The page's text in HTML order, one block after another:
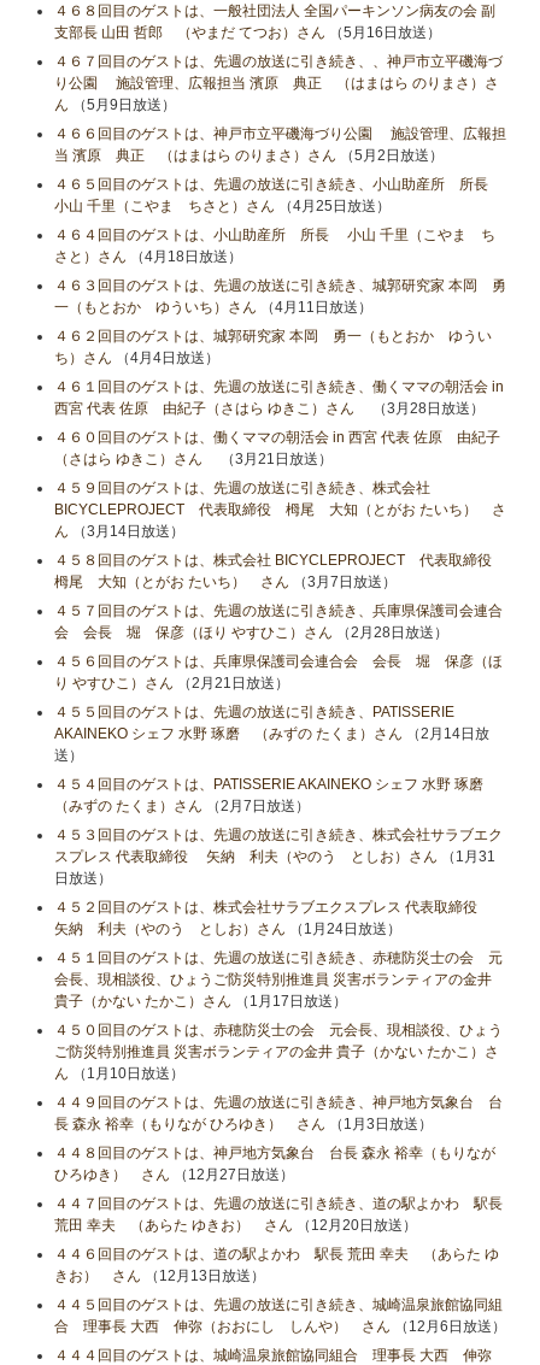
４６８回目のゲストは、一般社団法人 全国パーキンソン病友の会 副
支部長 山田 哲郎 （やまだ てつお）さん （5月16日放送）
４６７回目のゲストは、先週の放送に引き続き、、神戸市立平磯海づ
り公園 施設管理、広報担当 濱原 典正 （はまはら のりまさ）さ
ん （5月9日放送）
４６６回目のゲストは、神戸市立平磯海づり公園 施設管理、広報担
当 濱原 典正 （はまはら のりまさ）さん （5月2日放送）
４６５回目のゲストは、先週の放送に引き続き、小山助産所 所長
小山​ 千里（こやま ちさと）さん （4月25日放送）
４６４回目のゲストは、小山助産所 所長 小山​ 千里（こやま ち
さと）さん （4月18日放送）
４６３回目のゲストは、先週の放送に引き続き、城郭研究家 本岡 勇
一（もとおか ゆういち）さん （4月11日放送）
４６２回目のゲストは、城郭研究家 本岡 勇一（もとおか ゆうい
ち）さん （4月4日放送）
４６１回目のゲストは、先週の放送に引き続き、働くママの朝活会 in
西宮 代表 佐原 由紀子（さはら ゆきこ）さん
（3月28日放送）
４６０回目のゲストは、働くママの朝活会 in 西宮 代表 佐原 由紀子
（さはら ゆきこ）さん
（3月21日放送）
４５９回目のゲストは、先週の放送に引き続き、株式会社
BICYCLEPROJECT 代表取締役 栂尾 大知（とがお たいち） さ
ん （3月14日放送）
４５８回目のゲストは、株式会社 BICYCLEPROJECT 代表取締役
栂尾 大知（とがお たいち） さん （3月7日放送）
４５７回目のゲストは、先週の放送に引き続き、兵庫県保護司会連合
会 会長 堀 保彦（ほり やすひこ）さん （2月28日放送）
４５６回目のゲストは、兵庫県保護司会連合会 会長 堀 保彦（ほ
り やすひこ）さん （2月21日放送）
４５５回目のゲストは、先週の放送に引き続き、PATISSERIE
AKAINEKO シェフ 水野 琢磨 （みずの たくま）さん （2月14日放
送）
４５４回目のゲストは、PATISSERIE AKAINEKO シェフ 水野 琢磨
（みずの たくま）さん （2月7日放送）
４５３回目のゲストは、先週の放送に引き続き、株式会社サラブエク
スプレス 代表取締役 矢納 利夫（やのう としお）さん （1月31
日放送）
４５２回目のゲストは、株式会社サラブエクスプレス 代表取締役
矢納 利夫（やのう としお）さん （1月24日放送）
４５１回目のゲストは、先週の放送に引き続き、赤穂防災士の会 元
会長、現相談役、ひょうご防災特別推進員 災害ボランティアの金井
貴子（かない たかこ）さん （1月17日放送）
４５０回目のゲストは、赤穂防災士の会 元会長、現相談役、ひょう
ご防災特別推進員 災害ボランティアの金井 貴子（かない たかこ）さ
ん （1月10日放送）
４４９回目のゲストは、先週の放送に引き続き、神戸地方気象台 台
長 森永 裕幸（もりなが ひろゆき） さん （1月3日放送）
４４８回目のゲストは、神戸地方気象台 台長 森永 裕幸（もりなが
ひろゆき） さん （12月27日放送）
４４７回目のゲストは、先週の放送に引き続き、道の駅よかわ 駅長
荒田 幸夫 （あらた ゆきお） さん （12月20日放送）
４４６回目のゲストは、道の駅よかわ 駅長 荒田 幸夫 （あらた ゆ
きお） さん （12月13日放送）
４４５回目のゲストは、先週の放送に引き続き、城崎温泉旅館協同組
合 理事長 大西 伸弥（おおにし しんや） さん （12月6日放送）
４４４回目のゲストは、城崎温泉旅館協同組合 理事長 大西 伸弥